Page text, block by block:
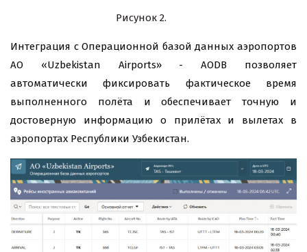
Рисунок 2.
Интеграция с Операционной базой данных аэропортов
АО «Uzbekistan Airports» - AODB позволяет
автоматически фиксировать фактическое время
выполненного полёта и обеспечивает точную и
достоверную информацию о прилётах и вылетах в
аэропортах Республики Узбекистан.